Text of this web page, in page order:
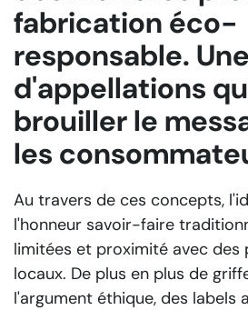
fabrication éco-
responsable.
d'appellations
brouiller le
les
Au travers de ces concepts,
l'honneur savoir-faire
limitées et proximité avec des
locaux. De plus en plus de
l'argument éthique, des labels